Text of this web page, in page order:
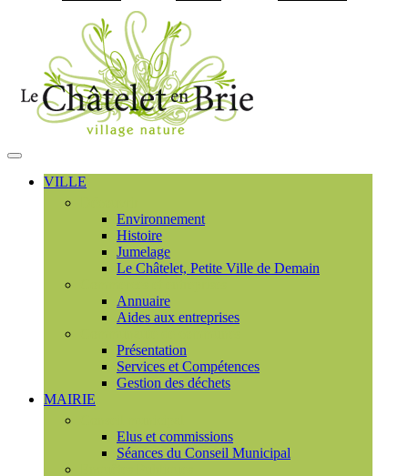
MENU
PRINCIPAL
VILLE
Environnement
Histoire
Jumelage
Le Châtelet, Petite Ville de Demain
Annuaire
Aides aux entreprises
Présentation
Services et Compétences
Gestion des déchets
MAIRIE
Elus et commissions
Séances du Conseil Municipal